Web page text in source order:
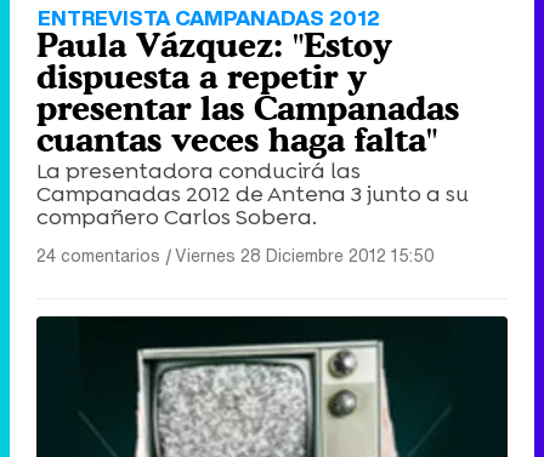
ENTREVISTA CAMPANADAS 2012
Paula Vázquez: "Estoy
dispuesta a repetir y
presentar las Campanadas
cuantas veces haga falta"
La presentadora conducirá las
Campanadas 2012 de Antena 3 junto a su
compañero Carlos Sobera.
24 comentarios |Viernes 28 Diciembre 2012 15:50